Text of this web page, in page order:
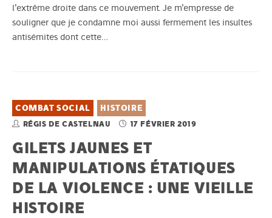
l’extrême droite dans ce mouvement. Je m’empresse de
souligner que je condamne moi aussi fermement les insultes
antisémites dont cette…
COMBAT SOCIAL HISTOIRE
RÉGIS DE CASTELNAU 17 FÉVRIER 2019
GILETS JAUNES ET
MANIPULATIONS ÉTATIQUES
DE LA VIOLENCE : UNE VIEILLE
HISTOIRE